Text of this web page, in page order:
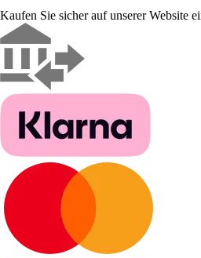
Kaufen Sie sicher auf unserer Website